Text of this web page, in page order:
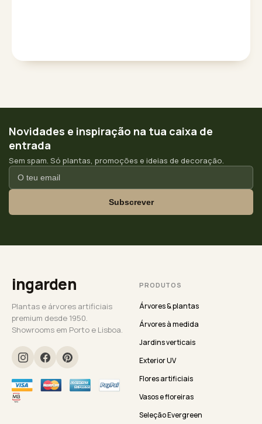
Novidades e inspiração na tua caixa de
entrada
Sem spam. Só plantas, promoções e ideias de decoração.
Subscrever
ingarden
Plantas e árvores artificiais
premium desde 1950.
Showrooms em Porto e Lisboa.
PRODUTOS
Árvores & plantas
Árvores à medida
Jardins verticais
Exterior UV
Flores artificiais
Vasos e floreiras
Seleção Evergreen